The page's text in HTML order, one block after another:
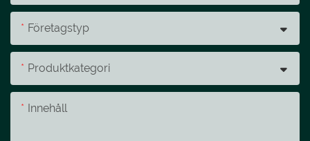
Företagstyp
Produktkategori
Innehåll